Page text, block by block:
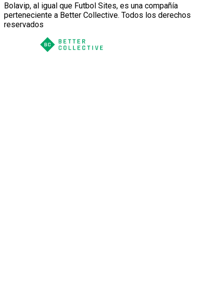
Bolavip, al igual que Futbol Sites, es una compañía
perteneciente a Better Collective. Todos los derechos
reservados